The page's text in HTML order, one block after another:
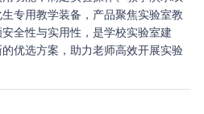
专用教学装备，产品聚焦实验室教
全性与实用性，是学校实验室建
优选方案，助力老师高效开展实验